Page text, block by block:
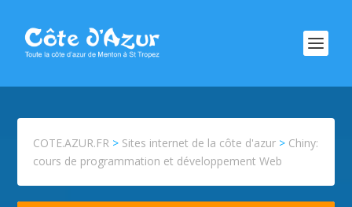
COTE.AZUR.FR > Sites internet de la côte d'azur > Chiny:
cours de programmation et développement Web